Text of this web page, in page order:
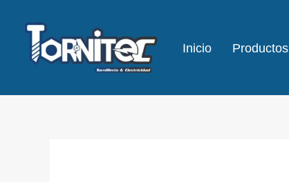
contenido
Inicio Productos